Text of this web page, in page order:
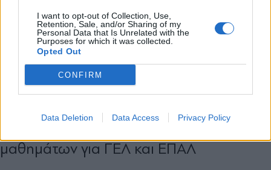
I want to opt-out of Collection, Use,
Retention, Sale, and/or Sharing of my
Personal Data that Is Unrelated with the
Purposes for which it was collected.
Opted Out
CONFIRM
Data Deletion Data Access Privacy Policy
16.05.2025 17:20
PARAPOLITIKA NEWSROOM
Πανελλήνιες 2025: Δείτε ποια είναι τα
μαθημάτων για ΓΕΛ και ΕΠΑΛ
X